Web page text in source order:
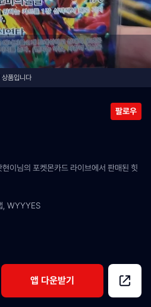
품입니다
팔로우
이님의 포켓몬카드 라이브에서 판매된 힛
, WYYYES
앱 다운받기